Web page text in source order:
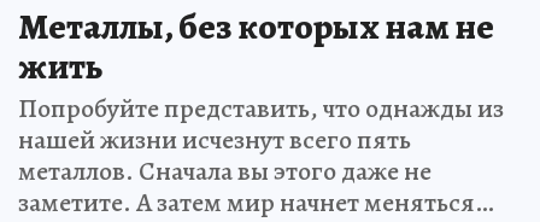
Металлы, без которых нам не
жить
Попробуйте представить, что однажды из
нашей жизни исчезнут всего пять
металлов. Сначала вы этого даже не
заметите. А затем мир начнет меняться…